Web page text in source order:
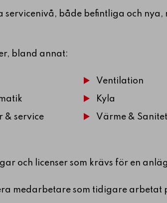
både befintliga och nya,
bland annat:
& service
Ventilation
Kyla
Värme & Sanitet
och licenser som krävs för en
medarbetare som tidigare arbetat